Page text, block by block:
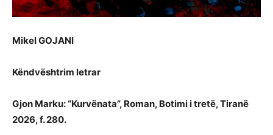
Mikel GOJANI
Këndvështrim letrar
Gjon Marku: “Kurvënata”, Roman, Botimi i tretë, Tiranë
2026, f. 280.